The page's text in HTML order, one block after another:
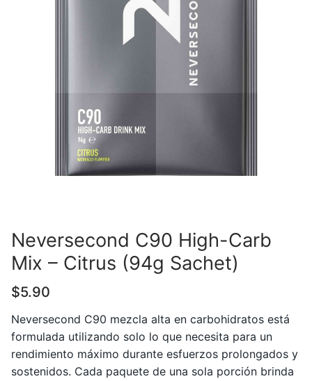
Neversecond C90 High-Carb
Mix – Citrus (94g Sachet)
$5.90
Neversecond C90 mezcla alta en carbohidratos está
formulada utilizando solo lo que necesita para un
rendimiento máximo durante esfuerzos prolongados y
sostenidos. Cada paquete de una sola porción brinda